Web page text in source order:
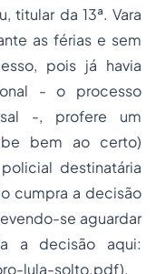
titular da 13ª. Vara
as férias e sem
pois já havia
- o processo
-, profere um
bem ao certo)
destinatária
cumpra a decisão
se aguardar
a decisão aqui:
lula-solto.pdf).